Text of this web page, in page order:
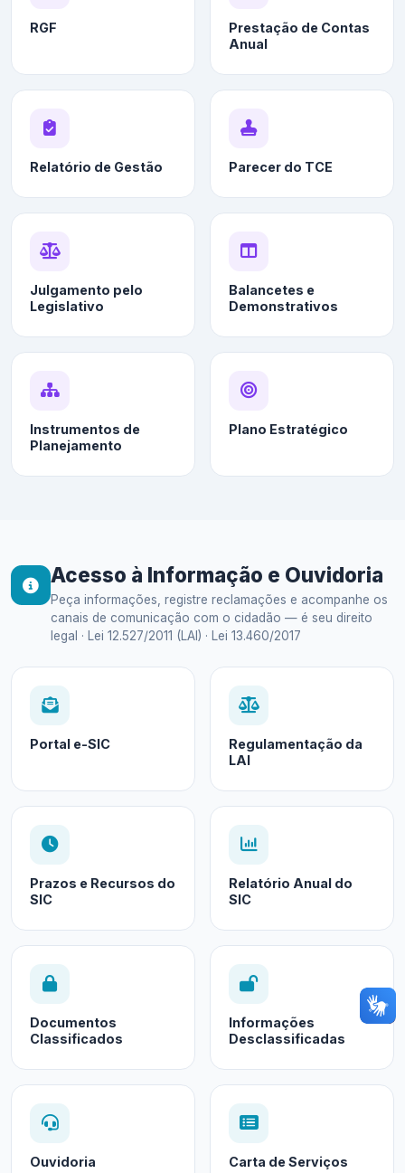
RGF
Prestação de Contas
Anual
Relatório de Gestão Parecer do TCE
Julgamento pelo
Legislativo
Balancetes e
Demonstrativos
Instrumentos de
Planejamento
Plano Estratégico
Acesso à Informação e Ouvidoria
Peça informações, registre reclamações e acompanhe os
canais de comunicação com o cidadão — é seu direito
legal · Lei 12.527/2011 (LAI) · Lei 13.460/2017
Portal e-SIC
Regulamentação da
LAI
Prazos e Recursos do
SIC
Relatório Anual do
SIC
Documentos
Classificados
Informações
Desclassificadas
Ouvidoria Carta de Serviços